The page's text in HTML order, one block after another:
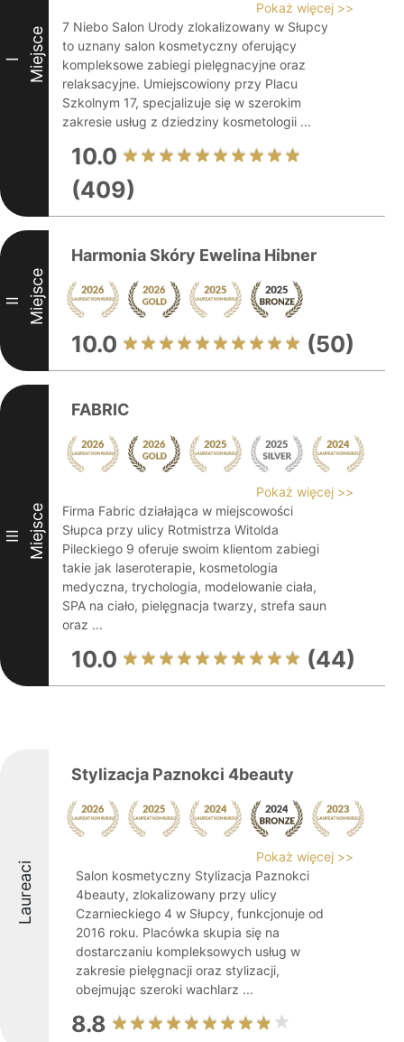
I Miejsce
Pokaż więcej >>
7 Niebo Salon Urody zlokalizowany w Słupcy
to uznany salon kosmetyczny oferujący
kompleksowe zabiegi pielęgnacyjne oraz
relaksacyjne. Umiejscowiony przy Placu
Szkolnym 17, specjalizuje się w szerokim
zakresie usług z dziedziny kosmetologii ...
10.0
(409)
II Miejsce
Harmonia Skóry Ewelina Hibner
10.0 (50)
III Miejsce
FABRIC
Pokaż więcej >>
Firma Fabric działająca w miejscowości
Słupca przy ulicy Rotmistrza Witolda
Pileckiego 9 oferuje swoim klientom zabiegi
takie jak laseroterapie, kosmetologia
medyczna, trychologia, modelowanie ciała,
SPA na ciało, pielęgnacja twarzy, strefa saun
oraz ...
10.0 (44)
Laureaci
Stylizacja Paznokci 4beauty
Pokaż więcej >>
Salon kosmetyczny Stylizacja Paznokci
4beauty, zlokalizowany przy ulicy
Czarnieckiego 4 w Słupcy, funkcjonuje od
2016 roku. Placówka skupia się na
dostarczaniu kompleksowych usług w
zakresie pielęgnacji oraz stylizacji,
obejmując szeroki wachlarz ...
8.8